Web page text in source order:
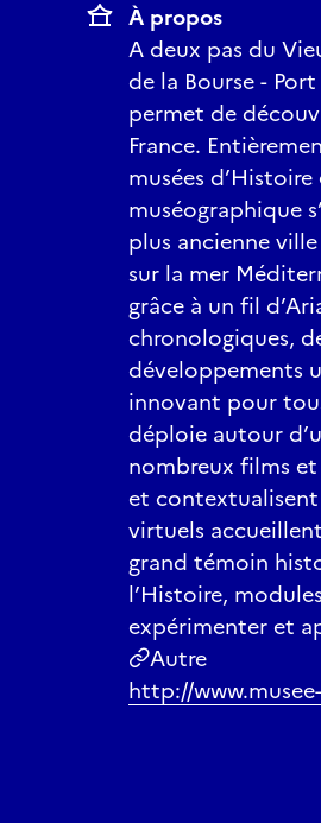
À propos
A deux pas du
de la Bourse -
permet de
France.
musées
muséographique
plus ancienne
sur la mer
grâce à un fil
chronologiques,
développements
innovant pour
déploie autour
nombreux films
et
virtuels
grand témoin
l’Histoire,
expérimenter et
Autre
http://